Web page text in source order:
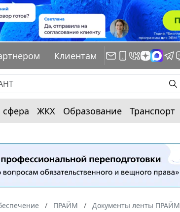
Клиентам
сфера ЖКХ Образование Транспорт
ПРАЙМ Документы ленты ПРАЙМ